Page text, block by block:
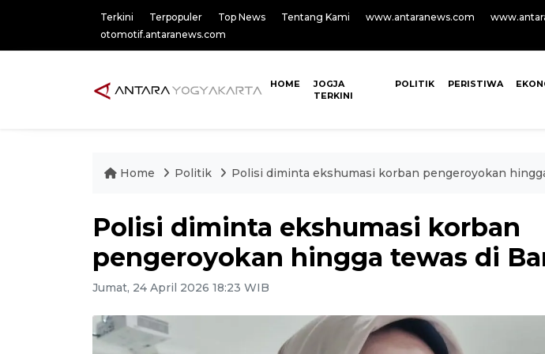
Terkini Terpopuler Top News Tentang Kami www.antaranews.com
otomotif.antaranews.com
HOME
JOGJA
TERKINI
POLITIK PERISTIWA
Home Politik Polisi diminta ekshumasi korban pengeroyokan
Polisi diminta ekshumasi korban
pengeroyokan hingga tewas di
Jumat, 24 April 2026 18:23 WIB